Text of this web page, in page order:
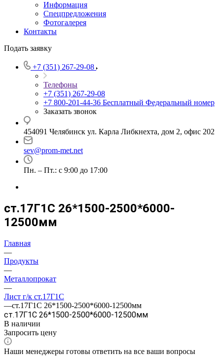
Информация
Спецпредложения
Фотогалерея
Контакты
Подать заявку
+7 (351) 267-29-08
Телефоны
+7 (351) 267-29-08
+7 800-201-44-36 Бесплатный Федеральный номер
Заказать звонок
454091 Челябинск ул. Карла Либкнехта, дом 2, офис 202
sev@prom-met.net
Пн. – Пт.: с 9:00 до 17:00
ст.17Г1С 26*1500-2500*6000-
12500мм
Главная
—
Продукты
—
Металлопрокат
—
Лист г/к ст.17Г1С
—ст.17Г1С 26*1500-2500*6000-12500мм
ст.17Г1С 26*1500-2500*6000-12500мм
В наличии
Запросить цену
Наши менеджеры готовы ответить на все ваши вопросы